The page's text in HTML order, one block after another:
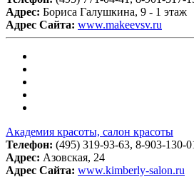
Адрес: Бориса Галушкина, 9 - 1 этаж
Адрес Сайта: www.makeevsv.ru
Академия красоты, салон красоты
Телефон: (495) 319-93-63, 8-903-130-
Адрес: Азовская, 24
Адрес Сайта: www.kimberly-salon.ru